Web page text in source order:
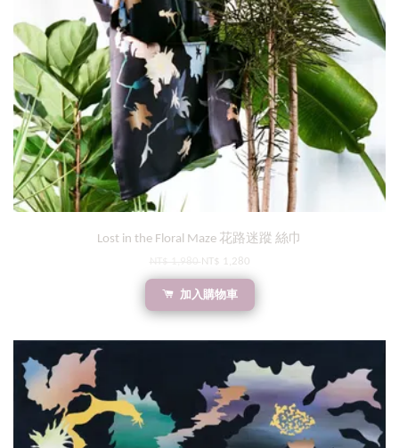
Lost in the Floral Maze 花路迷蹤 絲巾
NT$ 1,280
加入購物車